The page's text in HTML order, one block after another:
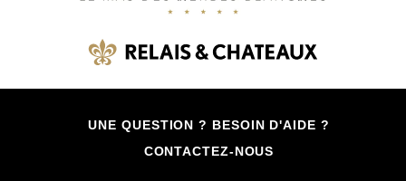
UNE QUESTION ? BESOIN D'AIDE ?
CONTACTEZ-NOUS